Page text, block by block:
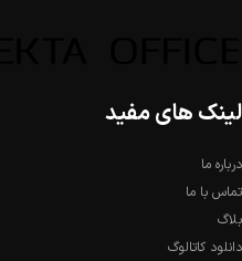
لینک های مفید
درباره ما
تماس با ما
بلاگ
دانلود کاتالوگ